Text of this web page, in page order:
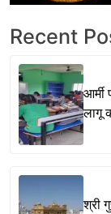
Recent
लागू
श्री